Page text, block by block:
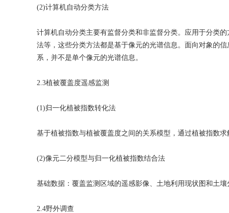
(2)计算机自动分类方法
计算机自动分类主要有监督分类和非监督分类。应用于分类
法等，这些分类方法都是基于像元的光谱信息。面向对象的
系，并不是单个像元的光谱信息。
2.3植被覆盖度遥感监测
(1)归一化植被指数转化法
基于植被指数与植被覆盖度之间的关系模型，通过植被指数
(2)像元二分模型与归一化植被指数结合法
基础数据：覆盖监测区域的遥感影像、土地利用现状图和土壤
2.4野外调查